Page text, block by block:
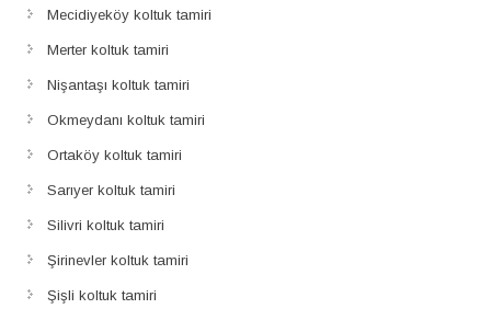
Mecidiyeköy koltuk tamiri
Merter koltuk tamiri
Nişantaşı koltuk tamiri
Okmeydanı koltuk tamiri
Ortaköy koltuk tamiri
Sarıyer koltuk tamiri
Silivri koltuk tamiri
Şirinevler koltuk tamiri
Şişli koltuk tamiri